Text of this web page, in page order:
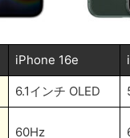
iPhone 16e
6.1インチ OLED
60Hz